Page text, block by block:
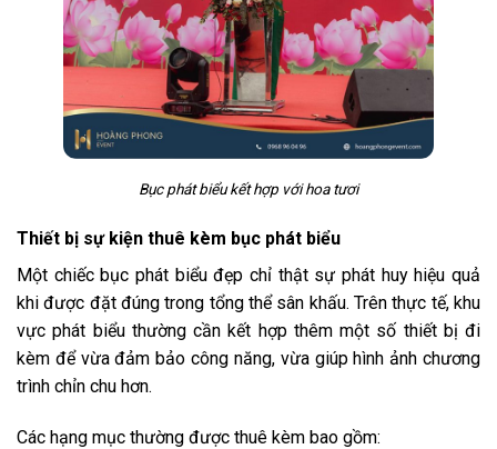
Bục phát biểu kết hợp với hoa tươi
Thiết bị sự kiện thuê kèm bục phát biểu
Một chiếc bục phát biểu đẹp chỉ thật sự phát huy hiệu quả
khi được đặt đúng trong tổng thể sân khấu. Trên thực tế, khu
vực phát biểu thường cần kết hợp thêm một số thiết bị đi
kèm để vừa đảm bảo công năng, vừa giúp hình ảnh chương
trình chỉn chu hơn.
Các hạng mục thường được thuê kèm bao gồm: